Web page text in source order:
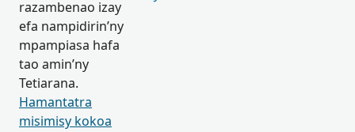
razambenao izay
efa nampidirin’ny
mpampiasa hafa
tao amin’ny
Tetiarana.
Hamantatra
misimisy kokoa